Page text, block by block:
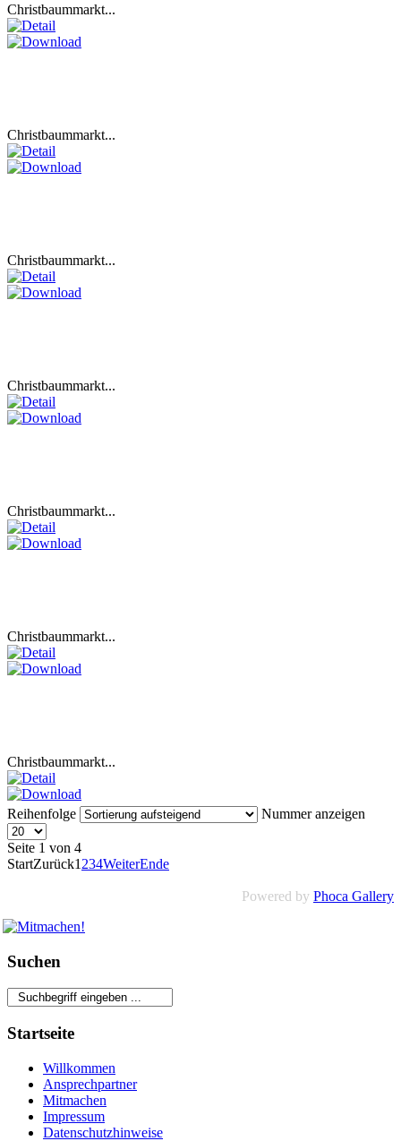
Christbaummarkt...
Christbaummarkt...
Christbaummarkt...
Christbaummarkt...
Christbaummarkt...
Christbaummarkt...
Christbaummarkt...
Reihenfolge Nummer anzeigen
Seite 1 von 4
StartZurück1 234WeiterEnde
Powered by Phoca Gallery
Suchen
Startseite
Willkommen
Ansprechpartner
Mitmachen
Impressum
Datenschutzhinweise